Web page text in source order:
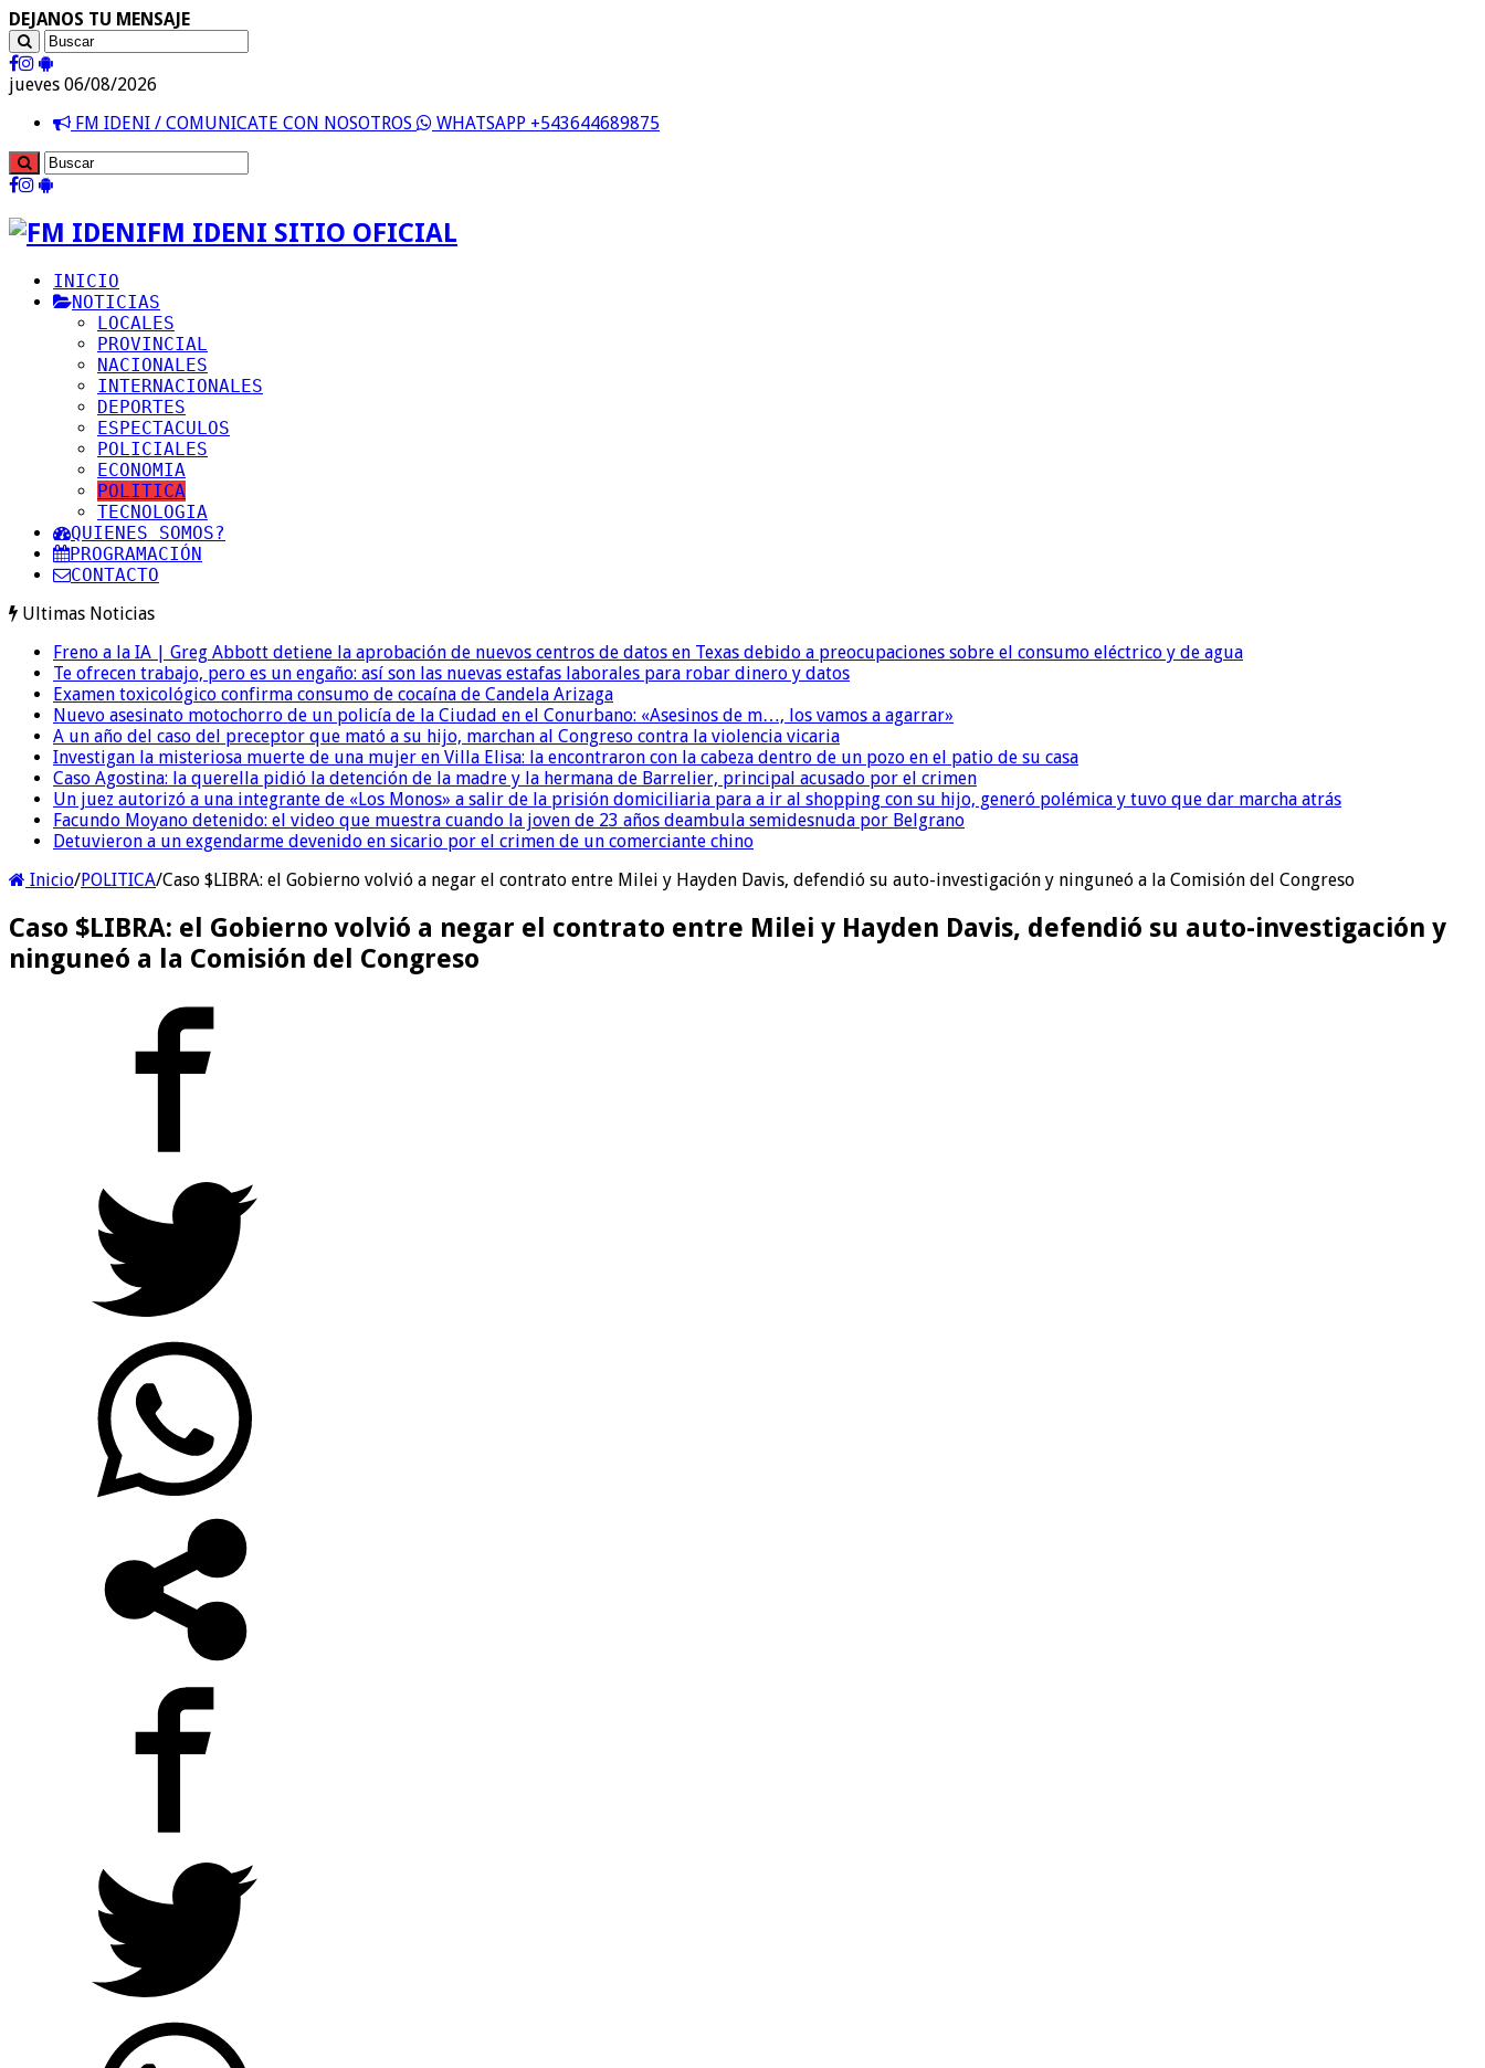
DEJANOS TU MENSAJE
jueves 06/08/2026
FM IDENI / COMUNICATE CON NOSOTROS
WHATSAPP +543644689875
FM IDENI SITIO OFICIAL
INICIO
NOTICIAS
LOCALES
PROVINCIAL
NACIONALES
INTERNACIONALES
DEPORTES
ESPECTACULOS
POLICIALES
ECONOMIA
POLITICA
TECNOLOGIA
QUIENES SOMOS?
PROGRAMACIÓN
CONTACTO
Ultimas Noticias
Freno a la IA | Greg Abbott detiene la aprobación de nuevos centros de datos en Texas debido a preocupaciones sobre el consumo eléctrico y de agua
Te ofrecen trabajo, pero es un engaño: así son las nuevas estafas laborales para robar dinero y datos
Examen toxicológico confirma consumo de cocaína de Candela Arizaga
Nuevo asesinato motochorro de un policía de la Ciudad en el Conurbano: «Asesinos de m…, los vamos a agarrar»
A un año del caso del preceptor que mató a su hijo, marchan al Congreso contra la violencia vicaria
Investigan la misteriosa muerte de una mujer en Villa Elisa: la encontraron con la cabeza dentro de un pozo en el patio de su casa
Caso Agostina: la querella pidió la detención de la madre y la hermana de Barrelier, principal acusado por el crimen
Un juez autorizó a una integrante de «Los Monos» a salir de la prisión domiciliaria para a ir al shopping con su hijo, generó polémica y tuvo que dar marcha atrás
Facundo Moyano detenido: el video que muestra cuando la joven de 23 años deambula semidesnuda por Belgrano
Detuvieron a un exgendarme devenido en sicario por el crimen de un comerciante chino
Inicio/POLITICA/Caso $LIBRA: el Gobierno volvió a negar el contrato entre Milei y Hayden Davis, defendió su auto-investigación y ninguneó a la Comisión del Congreso
Caso $LIBRA: el Gobierno volvió a negar el contrato entre Milei y Hayden Davis, defendió su auto-investigación y
ninguneó a la Comisión del Congreso